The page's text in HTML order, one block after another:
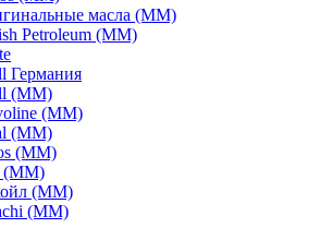
масла (ММ)
Petroleum (ММ)
Германия
(ММ)
(ММ)
(ММ)
(ММ)
(ММ)
(ММ)
(MM)